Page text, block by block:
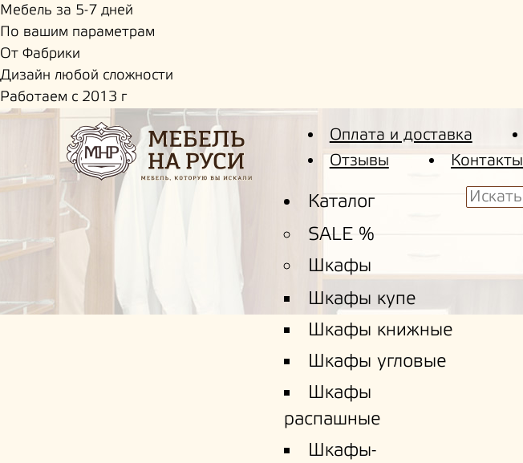
Мебель за 5-7 дней
По вашим параметрам
От Фабрики
Дизайн любой сложности
Работаем с 2013 г
Оплата и доставка
Отзывы
Контакты
Каталог
SALE %
Шкафы
Шкафы купе
Шкафы книжные
Шкафы угловые
Шкафы
распашные
Шкафы-